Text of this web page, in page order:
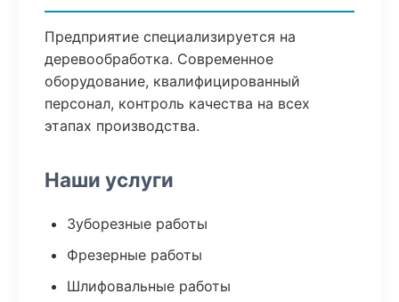
Предприятие специализируется на
деревообработка. Современное
оборудование, квалифицированный
персонал, контроль качества на всех
этапах производства.
Наши услуги
Зуборезные работы
Фрезерные работы
Шлифовальные работы